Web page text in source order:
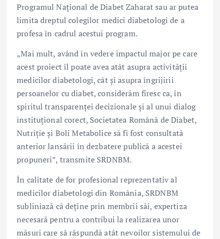
Programul Național de Diabet Zaharat sau ar putea
limita dreptul colegilor medici diabetologi de a
profesa în cadrul acestui program.
„Mai mult, având în vedere impactul major pe care
acest proiect îl poate avea atât asupra activității
medicilor diabetologi, cât și asupra îngrijirii
persoanelor cu diabet, considerăm firesc ca, în
spiritul transparenței decizionale și al unui dialog
instituțional corect, Societatea Română de Diabet,
Nutriție și Boli Metabolice să fi fost consultată
anterior lansării în dezbatere publică a acestei
propuneri”, transmite SRDNBM.
În calitate de for profesional reprezentativ al
medicilor diabetologi din România, SRDNBM
subliniază că deține prin membrii săi, expertiza
necesară pentru a contribui la realizarea unor
măsuri care să răspundă atât nevoilor sistemului de